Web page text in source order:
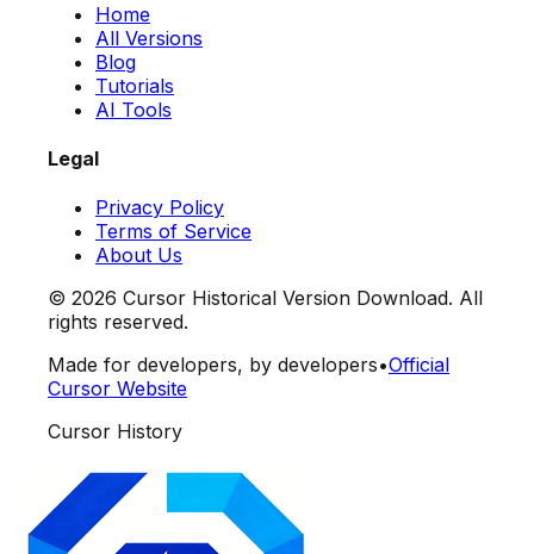
Home
All Versions
Blog
Tutorials
AI Tools
Legal
Privacy Policy
Terms of Service
About Us
© 2026 Cursor Historical Version Download. All
rights reserved.
Made for developers, by developers•Official
Cursor Website
Cursor History